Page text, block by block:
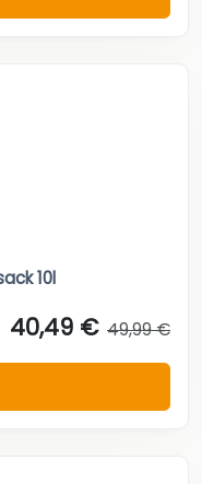
10l
40,49 € 49,99 €